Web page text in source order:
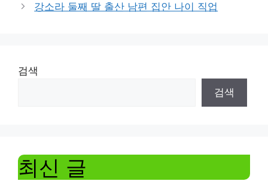
강소라 둘째 딸 출산 남편 집안 나이 직업
검색
검색
최신 글